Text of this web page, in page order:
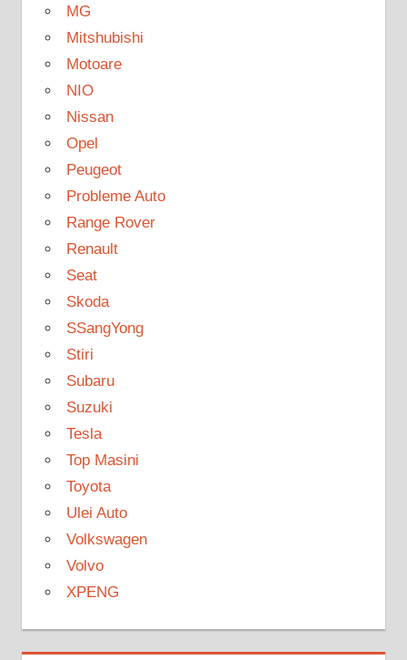
MG
Mitshubishi
Motoare
NIO
Nissan
Opel
Peugeot
Probleme Auto
Range Rover
Renault
Seat
Skoda
SSangYong
Stiri
Subaru
Suzuki
Tesla
Top Masini
Toyota
Ulei Auto
Volkswagen
Volvo
XPENG